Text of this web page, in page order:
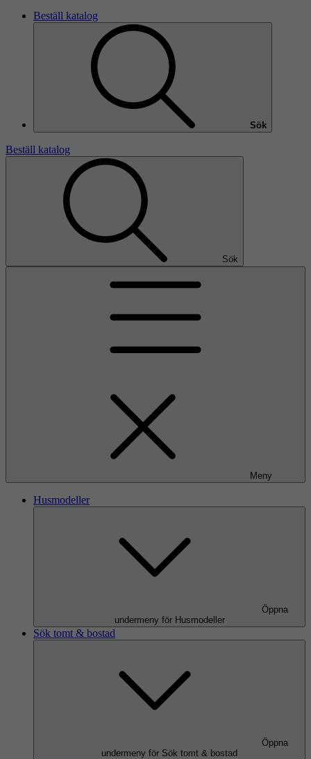
Beställ katalog
Sök
Beställ katalog
Sök
Meny
Husmodeller
Öppna
undermeny för Husmodeller
Sök tomt & bostad
Öppna
undermeny för Sök tomt & bostad